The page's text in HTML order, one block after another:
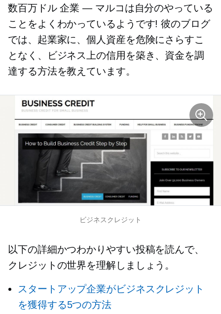
数百万ドル企業 — マルコは自分のやっている
ことをよくわかっているようです! 彼のブログ
では、起業家に、個人資産を危険にさらすこ
となく、ビジネス上の信用を築き、資金を調
達する方法を教えています。
ビジネスクレジット
以下の詳細かつわかりやすい投稿を読んで、
クレジットの世界を理解しましょう。
スタートアップ企業がビジネスクレジット
を獲得する5つの方法